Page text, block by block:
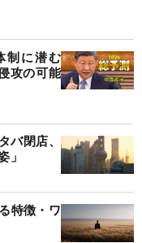
制に潜む
攻の可能
バ閉店、
」
特徴・ワ